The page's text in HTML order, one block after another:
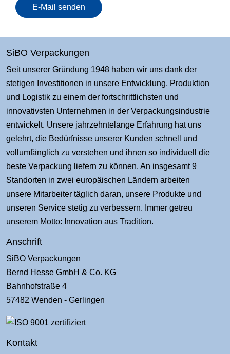
E-Mail senden
SiBO Verpackungen
Seit unserer Gründung 1948 haben wir uns dank der
stetigen Investitionen in unsere Entwicklung, Produktion
und Logistik zu einem der fortschrittlichsten und
innovativsten Unternehmen in der Verpackungsindustrie
entwickelt. Unsere jahrzehntelange Erfahrung hat uns
gelehrt, die Bedürfnisse unserer Kunden schnell und
vollumfänglich zu verstehen und ihnen so individuell die
beste Verpackung liefern zu können. An insgesamt 9
Standorten in zwei europäischen Ländern arbeiten
unsere Mitarbeiter täglich daran, unsere Produkte und
unseren Service stetig zu verbessern. Immer getreu
unserem Motto: Innovation aus Tradition.
Anschrift
SiBO Verpackungen
Bernd Hesse GmbH & Co. KG
Bahnhofstraße 4
57482 Wenden - Gerlingen
Kontakt